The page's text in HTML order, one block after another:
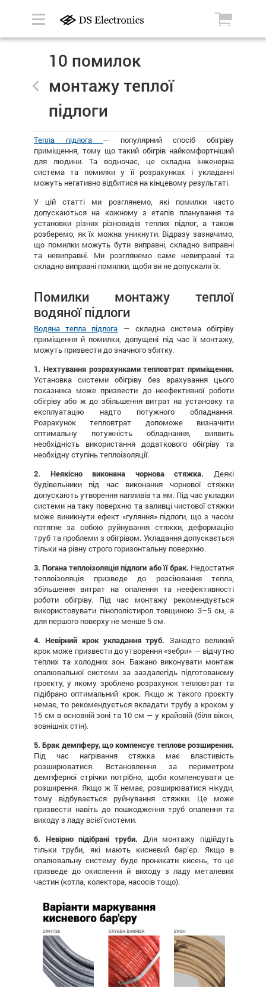
10 помилок
монтажу теплої
підлоги
Тепла підлога — популярний спосіб обігріву
приміщення, тому що такий обігрів найкомфортніший
для людини. Та водночас, це складна інженерна
система та помилки у її розрахунках і укладанні
можуть негативно відбитися на кінцевому результаті.
У цій статті ми розглянемо, які помилки часто
допускаються на кожному з етапів планування та
установки різних різновидів теплих підлог, а також
розберемо, як їх можна уникнути. Відразу зазначимо,
що помилки можуть бути виправні, складно виправні
та невиправні. Ми розглянемо саме невиправні та
складно виправні помилки, щоби ви не допускали їх.
Помилки монтажу теплої
водяної підлоги
Водяна тепла підлога — складна система обігріву
приміщення й помилки, допущені під час її монтажу,
можуть призвести до значного збитку.
1. Нехтування розрахунками тепловтрат приміщення.
Установка системи обігріву без врахування цього
показника може призвести до неефективної роботи
обігріву або ж до збільшення витрат на установку та
експлуатацію надто потужного обладнання.
Розрахунок тепловтрат допоможе визначити
оптимальну потужність обладнання, виявить
необхідність використання додаткового обігріву та
необхідну ступінь теплоізоляції.
2. Неякісно виконана чорнова стяжка. Деякі
будівельники під час виконання чорнової стяжки
допускають утворення напливів та ям. Під час укладки
системи на таку поверхню та заливці чистової стяжки
може виникнути ефект «гуляння» підлоги, що з часом
потягне за собою руйнування стяжки, деформацію
труб та проблеми з обігрівом. Укладання допускається
тільки на рівну строго горизонтальну поверхню.
3. Погана теплоізоляція підлоги або її брак. Недостатня
теплоізоляція призведе до розсіювання тепла,
збільшення витрат на опалення та неефективності
роботи обігріву. Під час монтажу рекомендується
використовувати пінополістирол товщиною 3–5 см, а
для першого поверху не менше 5 см.
4. Невірний крок укладання труб. Занадто великий
крок може призвести до утворення «зебри» — відчутно
теплих та холодних зон. Бажано виконувати монтаж
опалювальної системи за заздалегідь підготованому
проєкту, у якому зроблено розрахунок тепловтрат та
підібрано оптимальний крок. Якщо ж такого проєкту
немає, то рекомендується вкладати трубу з кроком у
15 см в основній зоні та 10 см — у крайовій (біля вікон,
зовнішніх стін).
5. Брак демпферу, що компенсує теплове розширення.
Під час нагрівання стяжка має властивість
розширюватися. Встановлення за периметром
демпферної стрічки потрібно, щоби компенсувати це
розширення. Якщо ж її немає, розширюватися нікуди,
тому відбувається руйнування стяжки. Це може
призвести навіть до пошкодження труб опалення та
виходу з ладу всієї системи.
6. Невірно підібрані труби. Для монтажу підійдуть
тільки труби, які мають кисневий бар’єр. Якщо в
опалювальну систему буде проникати кисень, то це
призведе до окислення й виходу з ладу металевих
частин (котла, колектора, насосів тощо).